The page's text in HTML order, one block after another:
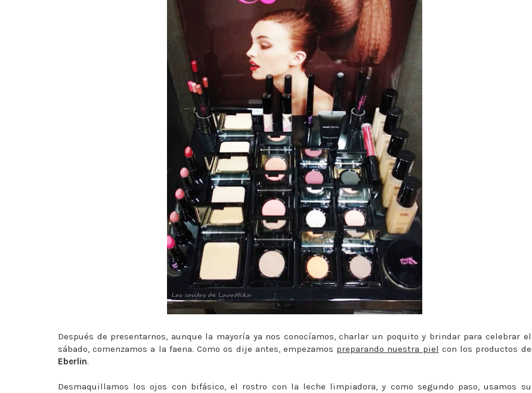
Después de presentarnos, aunque la mayoría ya nos conocíamos, charlar un poquito y brindar para celebrar el
sábado, comenzamos a la faena. Como os dije antes, empezamos preparando nuestra piel con los productos de
Eberlin.
Desmaquillamos los ojos con bifásico, el rostro con la leche limpiadora, y como segundo paso, usamos su